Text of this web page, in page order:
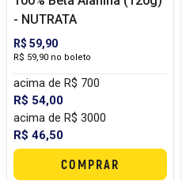
- NUTRATA
R$ 59,90
R$ 59,90 no boleto
acima de R$ 700
R$ 54,00
acima de R$ 3000
R$ 46,50
COMPRAR